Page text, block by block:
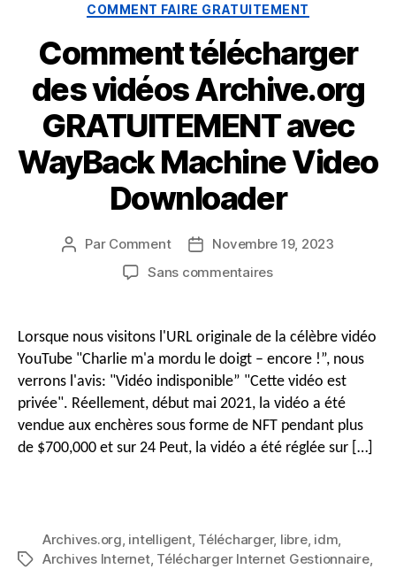
COMMENT FAIRE GRATUITEMENT
Comment télécharger
des vidéos Archive.org
GRATUITEMENT avec
WayBack Machine Video
Downloader
Auteur
Par Comment
DateNovembre 19, 2023
Sans commentairessur
des
Archive.org
GRATUITEMENT
avec
WayBack
Machine
Lorsque nous visitons l'URL originale de la célèbre vidéo
YouTube "Charlie m'a mordu le doigt – encore !”, nous
verrons l'avis: "Vidéo indisponible” "Cette vidéo est
privée". Réellement, début mai 2021, la vidéo a été
vendue aux enchères sous forme de NFT pendant plus
de $700,000 et sur 24 Peut, la vidéo a été réglée sur […]
Mots
Archives.org, intelligent, Télécharger, libre, idm,
Archives Internet, Télécharger Internet Gestionnaire,